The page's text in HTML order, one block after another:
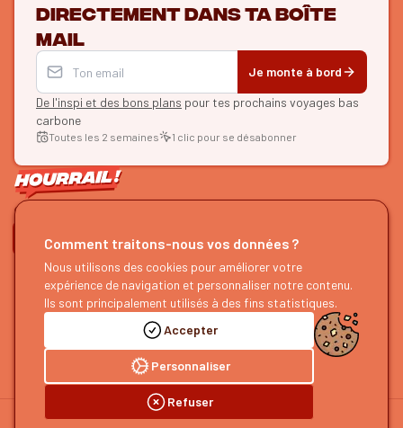
directement dans ta boîte
mail
Je monte à bord
De l'inspi et des bons plans pour tes prochains voyages bas
carbone
Toutes les 2 semaines 1 clic pour se désabonner
ON SE SUIT ?
HOURRAIL !
À propos
Devenir partenaire
Nous faire un retour
EXPLORER
Recherche d'itinéraires
Nos guides
Notre blog
Notre podcast
Accepter
Personnaliser
Refuser
Comment traitons-nous vos données ?
Nous utilisons des cookies pour améliorer votre
expérience de navigation et personnaliser notre contenu.
Ils sont principalement utilisés à des fins statistiques.